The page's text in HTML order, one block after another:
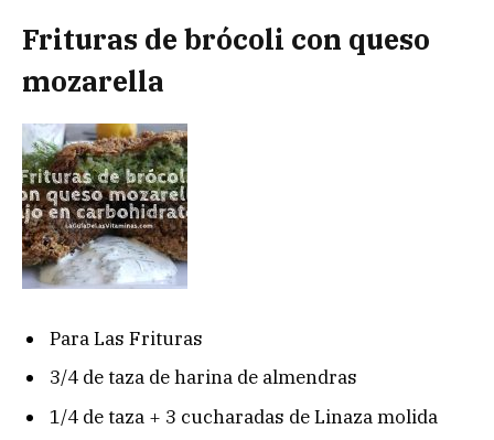
Frituras de brócoli con queso
mozarella
Para Las Frituras
3/4 de taza de harina de almendras
1/4 de taza + 3 cucharadas de Linaza molida